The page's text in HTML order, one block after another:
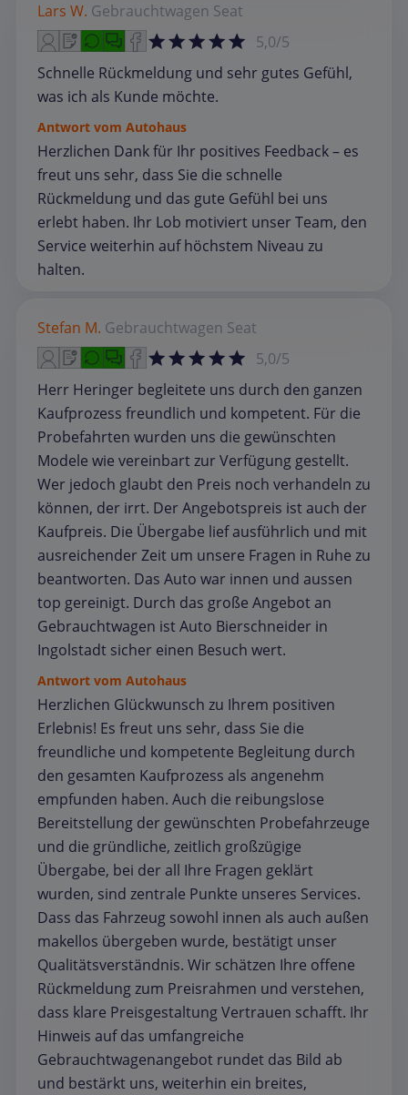
Lars W. Gebrauchtwagen Seat
5,0/5
Schnelle Rückmeldung und sehr gutes Gefühl,
was ich als Kunde möchte.
Antwort vom Autohaus
Herzlichen Dank für Ihr positives Feedback – es
freut uns sehr, dass Sie die schnelle
Rückmeldung und das gute Gefühl bei uns
erlebt haben. Ihr Lob motiviert unser Team, den
Service weiterhin auf höchstem Niveau zu
halten.
Stefan M. Gebrauchtwagen Seat
5,0/5
Herr Heringer begleitete uns durch den ganzen
Kaufprozess freundlich und kompetent. Für die
Probefahrten wurden uns die gewünschten
Modele wie vereinbart zur Verfügung gestellt.
Wer jedoch glaubt den Preis noch verhandeln zu
können, der irrt. Der Angebotspreis ist auch der
Kaufpreis. Die Übergabe lief ausführlich und mit
ausreichender Zeit um unsere Fragen in Ruhe zu
beantworten. Das Auto war innen und aussen
top gereinigt. Durch das große Angebot an
Gebrauchtwagen ist Auto Bierschneider in
Ingolstadt sicher einen Besuch wert.
Antwort vom Autohaus
Herzlichen Glückwunsch zu Ihrem positiven
Erlebnis! Es freut uns sehr, dass Sie die
freundliche und kompetente Begleitung durch
den gesamten Kaufprozess als angenehm
empfunden haben. Auch die reibungslose
Bereitstellung der gewünschten Probefahrzeuge
und die gründliche, zeitlich großzügige
Übergabe, bei der all Ihre Fragen geklärt
wurden, sind zentrale Punkte unseres Services.
Dass das Fahrzeug sowohl innen als auch außen
makellos übergeben wurde, bestätigt unser
Qualitätsverständnis. Wir schätzen Ihre offene
Rückmeldung zum Preisrahmen und verstehen,
dass klare Preisgestaltung Vertrauen schafft. Ihr
Hinweis auf das umfangreiche
Gebrauchtwagenangebot rundet das Bild ab
und bestärkt uns, weiterhin ein breites,